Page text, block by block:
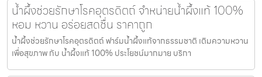
น้ำผึ้งช่วยรักษาโรคอุตรดิตถ์ จำหน่ายน้ำผึ้งแท้ 100%
หอม หวาน อร่อยสดชื่น ราคาถูก
น้ำผึ้งช่วยรักษาโรคอุตรดิตถ์ ฟาร์มน้ำผึ้งแท้จากธรรมชาติ เติมความหวาน
เพื่อสุขภาพ กับ น้ำผึ้งแท้ 100% ประโยชน์มากมาย บริกา